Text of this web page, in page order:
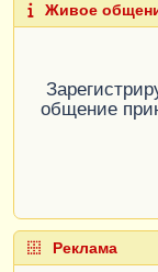
Живое
общение
Реклама